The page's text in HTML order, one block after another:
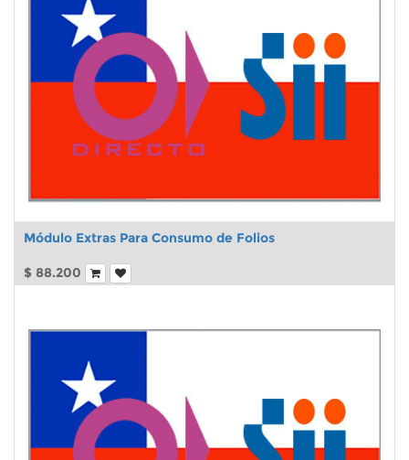
Módulo Extras Para Consumo de Folios
$ 88.200